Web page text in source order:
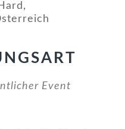
Event